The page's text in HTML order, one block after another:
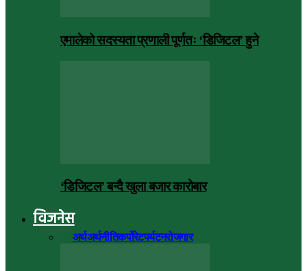
एमालेको सदस्यता प्रणाली पूर्णतः ‘डिजिटल’ हुने
‘डिजिटल’ बन्दै खुला बजार कारोबार
विजनेस
अर्थअर्थनीतिकर्पोरेटपर्यटनरोजगार